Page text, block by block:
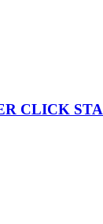
CLICK